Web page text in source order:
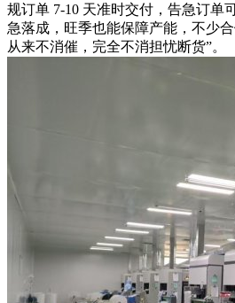
规订单 7-10 天准时交付，告急订单
急落成，旺季也能保障产能，不少
从来不消催，完全不消担忧断货”。